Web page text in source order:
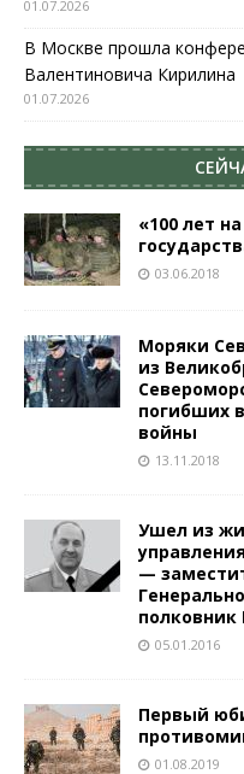
01.07.2026
В Москве прошла
Валентиновича Кирилина
01.07.2026
«100 лет
03.06.2018
Моряки
из
погибших
войны
13.11.2018
Ушел из
—
05.01.2016
Первый
01.08.2019